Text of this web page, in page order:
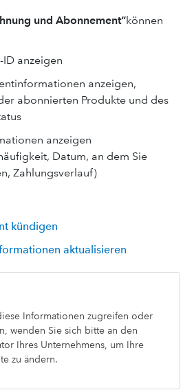
und Abonnement“können
anzeigen
anzeigen,
abonnierten Produkte und des
anzeigen
Datum, an dem Sie
Zahlungsverlauf)
kündigen
aktualisieren
Informationen zugreifen oder
wenden Sie sich bitte an den
Ihres Unternehmens, um Ihre
zu ändern.